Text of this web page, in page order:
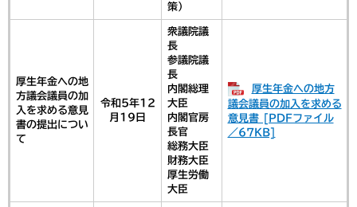
策）
厚生年金への地
方議会議員の加
入を求める意見
書の提出につい
て
令和5年12
月19日
衆議院議
長
参議院議
長
内閣総理
大臣
内閣官房
長官
総務大臣
財務大臣
厚生労働
大臣
厚生年金への地方
議会議員の加入を求める
意見書 [PDFファイル
／67KB]